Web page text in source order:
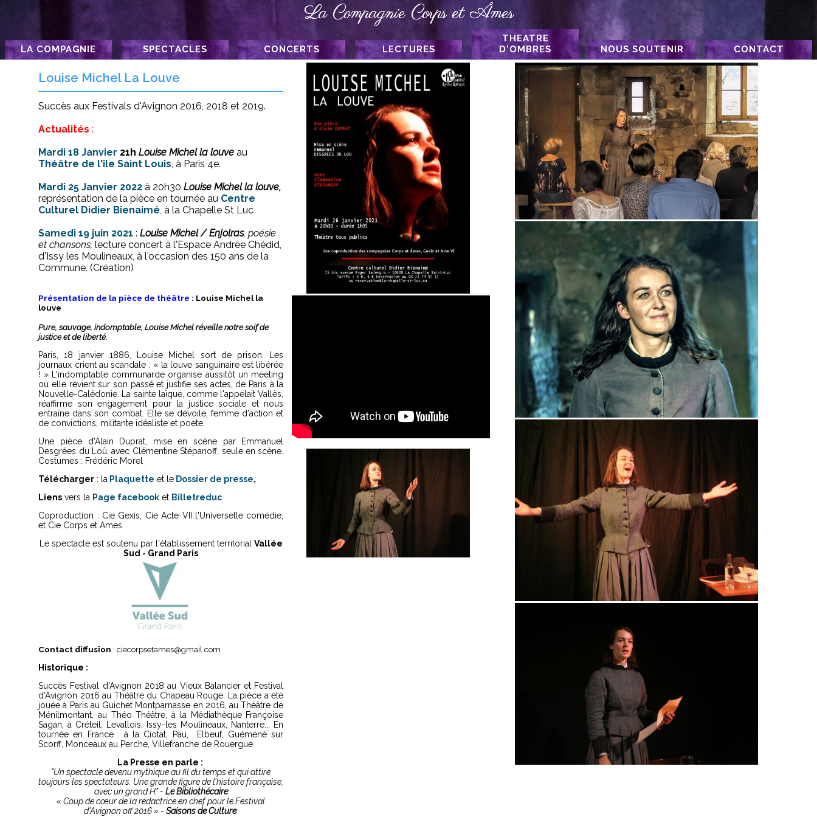
La Compagnie Corps et Âmes
LA COMPAGNIE SPECTACLES
Maria-Casares
L'Antichambre
Edith Stein
CONCERTS
Concert Corps et
Âmes
LECTURES
Sainte Thérèse de
Lisieux
La Rose Blanche
Interlude spirituel
Fraternité
THEATRE
D'OMBRES
NOUS SOUTENIR
Nous soutenir
Adhésion à la Cie
boutique
CONTACT
Louise Michel La Louve
Succès aux Festivals d'Avignon 2016, 2018 et 2019.
Actualités :
Mardi 18 Janvier 21h Louise Michel la louve au
Théâtre de l'île Saint Louis, à Paris 4e.
Mardi 25 Janvier 2022 à 20h30Louise Michel la louve,
représentation de la pièce en tournée au Centre
Culturel Didier Bienaimé, à la Chapelle St Luc
Samedi 19 juin 2021 :Louise Michel / Enjolras, poésie
et chansons, lecture concert à l'Espace Andrée Chédid,
d'Issy les Moulineaux, à l'occasion des 150 ans de la
Commune. (Création)
Présentation de la pièce de théâtre : Louise Michel la
louve
Pure, sauvage, indomptable, LouiseMichelréveille notre soif de
justice et de liberté.
Paris, 18 janvier 1886, Louise Michel sort de prison. Les
journaux crient au scandale : « la louve sanguinaire est libérée
! » L'indomptable communarde organise aussitôt un meeting
où elle revient sur son passé et justifie ses actes, de Paris à la
Nouvelle-Calédonie. La sainte laïque, comme l'appelait Vallès,
réaffirme son engagement pour la justice sociale et nous
entraîne dans son combat. Elle se dévoile, femme d'action et
de convictions, militante idéaliste et poète.
Une pièce d'Alain Duprat, mise en scène par Emmanuel
Desgrées du Loû, avec Clémentine Stépanoff, seule en scène.
Costumes : Frédéric Morel
Télécharger : la Plaquette et le Dossier de presse,
Liens vers la Page facebook et Billetreduc
Coproduction : Cie Gexis, Cie Acte VII l'Universelle comédie,
et Cie Corps et Ames
Le spectacle est soutenu par l'établissement territorial Vallée
Sud - Grand Paris
Contact diffusion : ciecorpsetames@gmail.com
Historique :
Succès Festival d'Avignon 2018 au Vieux Balancier et Festival
d'Avignon 2016 au Théâtre du Chapeau Rouge. La pièce a été
jouée à Paris au Guichet Montparnasse en 2016, au Théâtre de
Ménilmontant, au Théo Théâtre, à la Médiathèque Françoise
Sagan, à Créteil, Levallois, Issy-les Moulineaux, Nanterre... En
tournée en France : à la Ciotat, Pau, Elbeuf, Guéméné sur
Scorff, Monceaux au Perche, Villefranche de Rouergue
La Presse en parle :
"Un spectacle devenu mythique au fil du temps et qui attire
toujours les spectateurs. Une grande figure de l’histoire française,
avec un grand H" - Le Bibliothécaire
« Coup de cœur de la rédactrice en chef pour le Festival
d'Avignon off 2016 » - Saisons de Culture